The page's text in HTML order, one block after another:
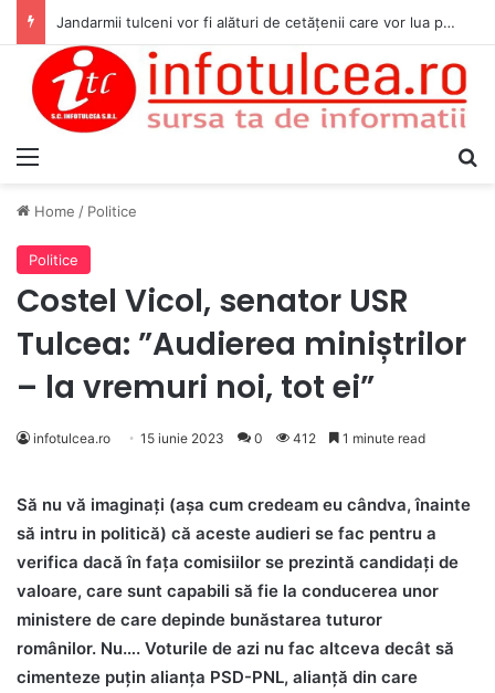
Jandarmii tulceni vor fi alături de cetățenii care vor lua parte la Festivalul Folk Țestos
Home / Politice
Politice
Costel Vicol, senator USR
Tulcea: ”Audierea miniștrilor
– la vremuri noi, tot ei”
infotulcea.ro 15 iunie 2023 0 412 1 minute read
Să nu vă imaginați (așa cum credeam eu cândva, înainte
să intru in politică) că aceste audieri se fac pentru a
verifica dacă în fața comisiilor se prezintă candidați de
valoare, care sunt capabili să fie la conducerea unor
ministere de care depinde bunăstarea tuturor
românilor. Nu…. Voturile de azi nu fac altceva decât să
cimenteze puțin alianța PSD-PNL, alianță din care